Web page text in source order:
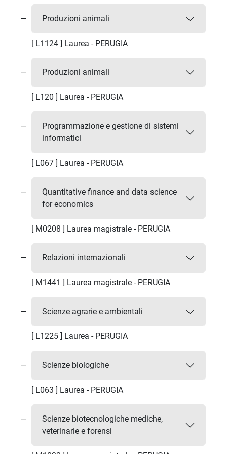
Produzioni animali
[ L1124 ] Laurea - PERUGIA
Produzioni animali
[ L120 ] Laurea - PERUGIA
Programmazione e gestione di sistemi
informatici
[ L067 ] Laurea - PERUGIA
Quantitative finance and data science
for economics
[ M0208 ] Laurea magistrale - PERUGIA
Relazioni internazionali
[ M1441 ] Laurea magistrale - PERUGIA
Scienze agrarie e ambientali
[ L1225 ] Laurea - PERUGIA
Scienze biologiche
[ L063 ] Laurea - PERUGIA
Scienze biotecnologiche mediche,
veterinarie e forensi